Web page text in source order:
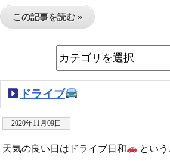
この記事を読む »
ドライブ
2020年11月09日
天気の良い日はドライブ日和
とい